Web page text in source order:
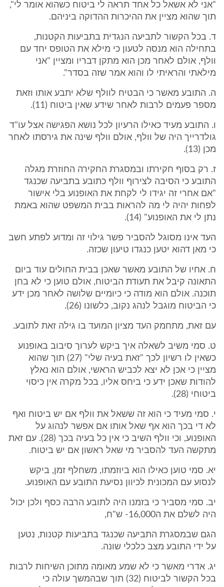
"אני לא אשאל כל אחד תראה לי ביטוח כשהוא אומר לי",
תוך שהוא מציין את ההיכרות ההדוקה ביניהם.
ד. בכל הקשור לתביעה הנגדית בתביעות הקטנות,
בתחילה הוא מנסה לטעון כי מילא את הטופס יחד עם
וולף, אולם לאחר מכן הוא מתקן דבריו ומציין "אני
מילאתי והראיתי לו והוא אמר שזה בסדר".
ה. התובע מאשר כי הבטיח לוולף שלא יתבע אותו וזאת
מספר פעמים לרבות לאחר שידע שאין ביטוח (11).
ו. התובע מעיד כאילו הרעיון לכל נושא הפגישה אצל עו"ד
גולדרייך היה של וולף, אולם וולף שינה את גירסתו לאחר
מכן (13).
ז. רק בסוף חקירתו ובמסגרת החקירה החוזרת מגלה
התובע כי הסיבה לצירוף וולף כתובע בתביעה שכנגד
"אם אחרי זה יגידו לי לקחת את האופנוע בלי אישור
לפחות יהיה לי מה להראות בבית המשפט שהוא באמת
נתן לי את האופנוע" (14).
העד אינו מסוגל להסביר פשר גילוי זה ומדוע לפתע חשב
כי מאן דהוא יטען כנגדו טיעון שכזה.
ח. אחיו של התובע מאשר שאכן בבית החולים עוד ביום
התאונה קיבל את תעודת הביטוח, אולם טוען כי לא בחן
תוכנה. אולם הוא מודה כי כיומיים שלושה לאחר מכן ידע
כי הביטוח מוגבל לנהג נקוב, כלשונו (26).
עם זאת, מתחמק העד מציון המועד בו גילה זאת לתובע.
ט. סמי משיב לשאלה איך ביקש לערוך סיבוב באופנוע
כשאין לו רשיון לכך "זאת בעיה שלי" (27) תוך שהוא
מציין כי אכן לא יצא לכביש הראשי, אולם הוא נאלץ
להודות שאכן ידע כי ביחס אליו, בכל מקרה אין כיסוי
ביטוחי (28).
י. סמי מעיד כי הוא זה ששאל את וולף אם יש ביטוח ואף
לא די בכך הוא אף שאל אותו אם אפשר לנהוג על
האופנוע, וכי וולף השיב כי אין כל בעיה בכך (28). עם זאת
מתקשה העד להסביר מי שאל ראשון אם יש ביטוח.
יא. סמי טוען כאילו הוא ביוזמתו, משחלף זמן, ביקש
לנסוע עם המכונית לכיוון נסיעת התובע עם האופנוע.
יב. סמי מסביר כי בזמנו היה לתובע הרבה כסף ולכן יכול
היה לשלם את ה16,000- ש"ח,
הגם שבמסגרת התביעה שכנגד בתביעות קטנות, נטען
על ידי התובע מצב כלכלי שונה.
יג. אדרי מאשר כי לא שמע מאומה מתוכן השיחות לרבות
בכל הקשור לביטוח (32) תוך שבהמשך עולה כי